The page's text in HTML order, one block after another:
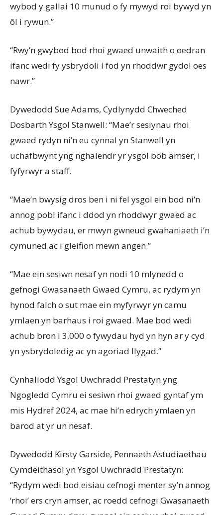
wybod y gallai 10 munud o fy mywyd roi bywyd yn
ôl i rywun.”
“Rwy’n gwybod bod rhoi gwaed unwaith o oedran
ifanc wedi fy ysbrydoli i fod yn rhoddwr gydol oes
nawr.”
Dywedodd Sue Adams, Cydlynydd Chweched
Dosbarth Ysgol Stanwell: “Mae’r sesiynau rhoi
gwaed rydyn ni’n eu cynnal yn Stanwell yn
uchafbwynt yng nghalendr yr ysgol bob amser, i
fyfyrwyr a staff.
“Mae’n bwysig dros ben i ni fel ysgol ein bod ni’n
annog pobl ifanc i ddod yn rhoddwyr gwaed ac
achub bywydau, er mwyn gwneud gwahaniaeth i’n
cymuned ac i gleifion mewn angen.”
“Mae ein sesiwn nesaf yn nodi 10 mlynedd o
gefnogi Gwasanaeth Gwaed Cymru, ac rydym yn
hynod falch o sut mae ein myfyrwyr yn camu
ymlaen yn barhaus i roi gwaed. Mae bod wedi
achub bron i 3,000 o fywydau hyd yn hyn ar y cyd
yn ysbrydoledig ac yn agoriad llygad.”
Cynhaliodd Ysgol Uwchradd Prestatyn yng
Ngogledd Cymru ei sesiwn rhoi gwaed gyntaf ym
mis Hydref 2024, ac mae hi’n edrych ymlaen yn
barod at yr un nesaf.
Dywedodd Kirsty Garside, Pennaeth Astudiaethau
Cymdeithasol yn Ysgol Uwchradd Prestatyn:
“Rydym wedi bod eisiau cefnogi menter sy’n annog
‘rhoi’ ers cryn amser, ac roedd cefnogi Gwasanaeth